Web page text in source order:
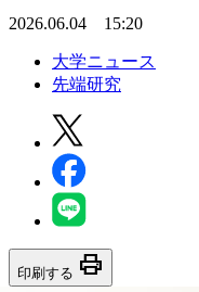
2026.06.04 15:20
大学ニュース
先端研究
印刷する print